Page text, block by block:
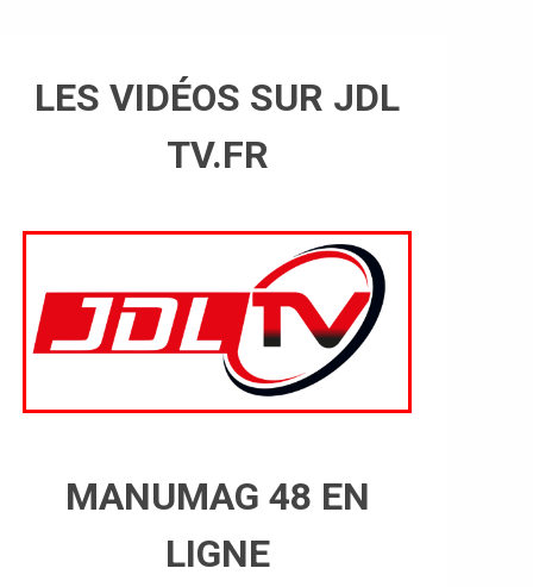
LES VIDÉOS SUR JDL
TV.FR
MANUMAG 48 EN
LIGNE